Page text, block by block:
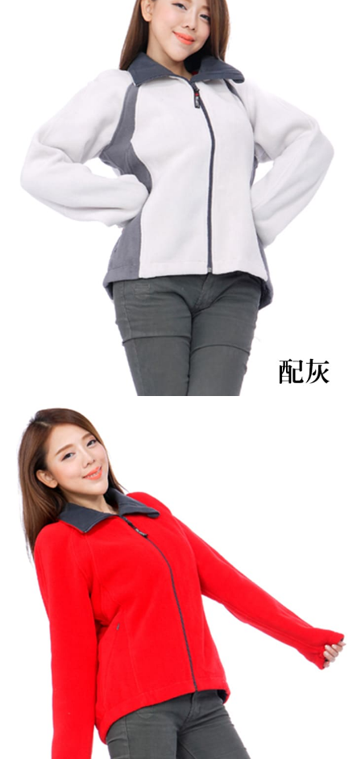
５．嚴禁一人註冊多個帳號或使用他人資訊註冊。若發現惡意使用之情形，
恩沛科技股份有限公司將有權停止該用戶之使用額度並採取法律行動。